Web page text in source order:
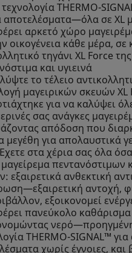
THERMO-
σε XL
αρκετό χώρο
οικογένεια κάθε μέρα, σε
τηγάνι XL Force
και υγιεινά
το τέλειο
μαγειρικών σκευών XL
για να καλύψει
σας ανάγκες
απόδοση που
μεγέθη για απολαυστικά
στα χέρια σας όλα
μαγείρεμα πεντανόστιμων
εξαιρετικά ανθεκτική
αντοχή,
εξοικονομεί
πανεύκολο καθάρισμα
THERMO-SIGNAL™
χωρίς έγνοιες,